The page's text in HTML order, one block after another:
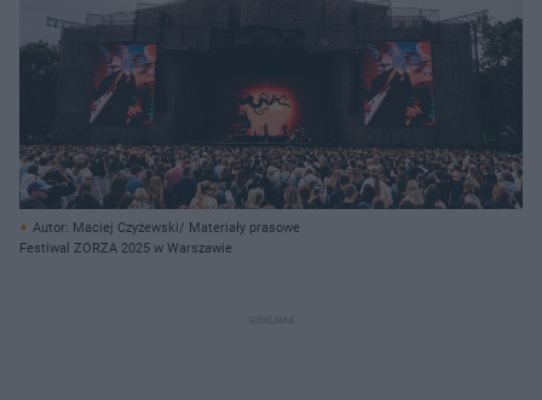
Autor: Maciej Czyżewski/ Materiały prasowe
Festiwal ZORZA 2025 w Warszawie